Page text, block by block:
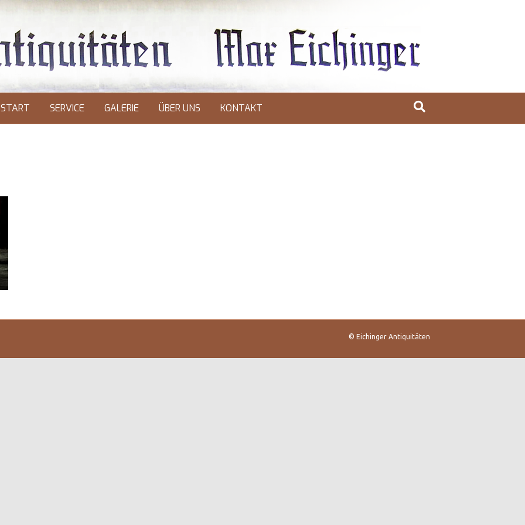
START SERVICE GALERIE ÜBER UNS KONTAKT
© Eichinger Antiquitäten